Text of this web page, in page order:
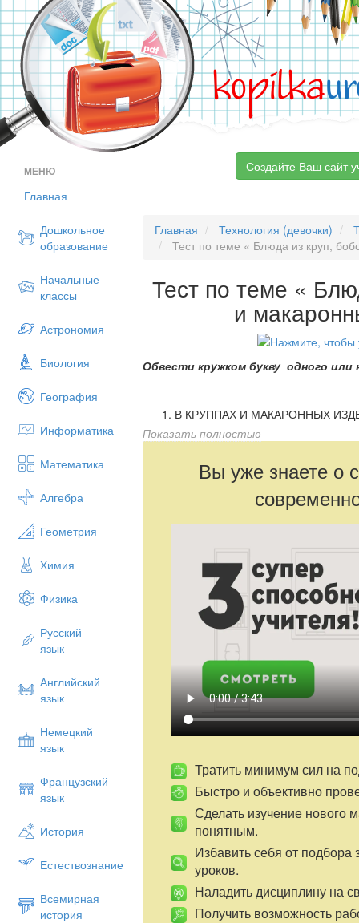
kopilka
МЕНЮ
Главная
Дошкольное
образование
Начальные
классы
Астрономия
Биология
География
Информатика
Математика
Алгебра
Геометрия
Химия
Физика
Русский
язык
Английский
язык
Немецкий
язык
Французский
язык
История
Естествознание
Всемирная
история
Создайте Ваш сайт
Главная Технология (девочки)
Тест по теме « Блюда из круп,
Тест по теме «
и
Обвести кружком букву одного
В КРУППАХ И МАКАРОННЫХ
СОДЕРЖИТСЯ…
Показать полностью
Вы уже знаете о
Тратить минимум сил на
Быстро и объективно
Сделать изучение нового
понятным.
Избавить себя от подбора
уроков.
Наладить дисциплину на
Получить возможность